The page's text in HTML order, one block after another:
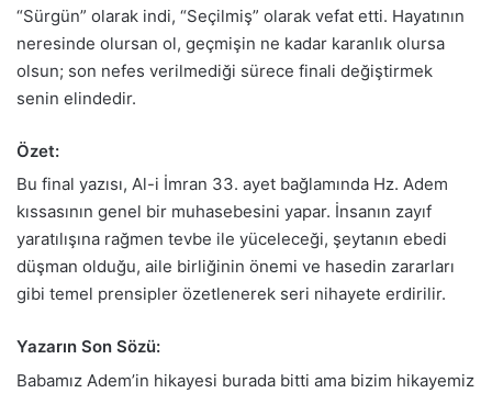
“Sürgün” olarak indi, “Seçilmiş” olarak vefat etti. Hayatının
neresinde olursan ol, geçmişin ne kadar karanlık olursa
olsun; son nefes verilmediği sürece finali değiştirmek
senin elindedir.
Özet:
Bu final yazısı, Al-i İmran 33. ayet bağlamında Hz. Adem
kıssasının genel bir muhasebesini yapar. İnsanın zayıf
yaratılışına rağmen tevbe ile yüceleceği, şeytanın ebedi
düşman olduğu, aile birliğinin önemi ve hasedin zararları
gibi temel prensipler özetlenerek seri nihayete erdirilir.
Yazarın Son Sözü:
Babamız Adem’in hikayesi burada bitti ama bizim hikayemiz